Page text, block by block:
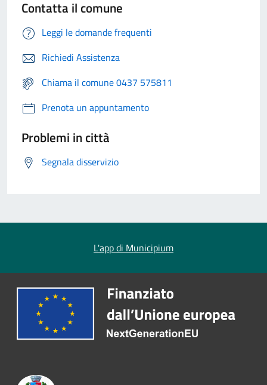
Contatta il comune
Leggi le domande frequenti
Richiedi Assistenza
Chiama il comune 0437 575811
Prenota un appuntamento
Problemi in città
Segnala disservizio
L'app di Municipium